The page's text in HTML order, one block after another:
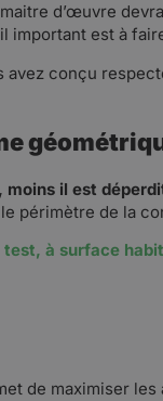
d’œuvre
important est à
avez conçu
moins il est
périmètre de la
à surface
de maximiser